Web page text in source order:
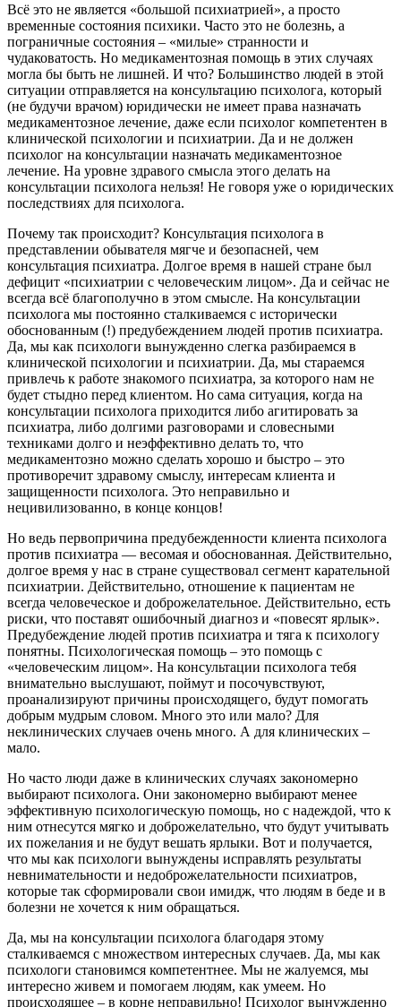
Всё это не является «большой психиатрией», а просто
временные состояния психики. Часто это не болезнь, а
пограничные состояния – «милые» странности и
чудаковатость. Но медикаментозная помощь в этих случаях
могла бы быть не лишней. И что? Большинство людей в этой
ситуации отправляется на консультацию психолога, который
(не будучи врачом) юридически не имеет права назначать
медикаментозное лечение, даже если психолог компетентен в
клинической психологии и психиатрии. Да и не должен
психолог на консультации назначать медикаментозное
лечение. На уровне здравого смысла этого делать на
консультации психолога нельзя! Не говоря уже о юридических
последствиях для психолога.
Почему так происходит? Консультация психолога в
представлении обывателя мягче и безопасней, чем
консультация психиатра. Долгое время в нашей стране был
дефицит «психиатрии с человеческим лицом». Да и сейчас не
всегда всё благополучно в этом смысле. На консультации
психолога мы постоянно сталкиваемся с исторически
обоснованным (!) предубеждением людей против психиатра.
Да, мы как психологи вынужденно слегка разбираемся в
клинической психологии и психиатрии. Да, мы стараемся
привлечь к работе знакомого психиатра, за которого нам не
будет стыдно перед клиентом. Но сама ситуация, когда на
консультации психолога приходится либо агитировать за
психиатра, либо долгими разговорами и словесными
техниками долго и неэффективно делать то, что
медикаментозно можно сделать хорошо и быстро – это
противоречит здравому смыслу, интересам клиента и
защищенности психолога. Это неправильно и
нецивилизованно, в конце концов!
Но ведь первопричина предубежденности клиента психолога
против психиатра — весомая и обоснованная. Действительно,
долгое время у нас в стране существовал сегмент карательной
психиатрии. Действительно, отношение к пациентам не
всегда человеческое и доброжелательное. Действительно, есть
риски, что поставят ошибочный диагноз и «повесят ярлык».
Предубеждение людей против психиатра и тяга к психологу
понятны. Психологическая помощь – это помощь с
«человеческим лицом». На консультации психолога тебя
внимательно выслушают, поймут и посочувствуют,
проанализируют причины происходящего, будут помогать
добрым мудрым словом. Много это или мало? Для
неклинических случаев очень много. А для клинических –
мало.
Но часто люди даже в клинических случаях закономерно
выбирают психолога. Они закономерно выбирают менее
эффективную психологическую помощь, но с надеждой, что к
ним отнесутся мягко и доброжелательно, что будут учитывать
их пожелания и не будут вешать ярлыки. Вот и получается,
что мы как психологи вынуждены исправлять результаты
невнимательности и недоброжелательности психиатров,
которые так сформировали свои имидж, что людям в беде и в
болезни не хочется к ним обращаться.
Да, мы на консультации психолога благодаря этому
сталкиваемся с множеством интересных случаев. Да, мы как
психологи становимся компетентнее. Мы не жалуемся, мы
интересно живем и помогаем людям, как умеем. Но
происходящее – в корне неправильно! Психолог вынужденно